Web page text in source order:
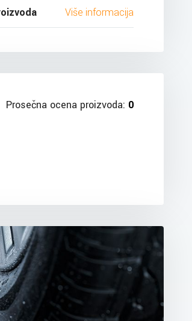
Više informacija
Prosečna ocena proizvoda: 0